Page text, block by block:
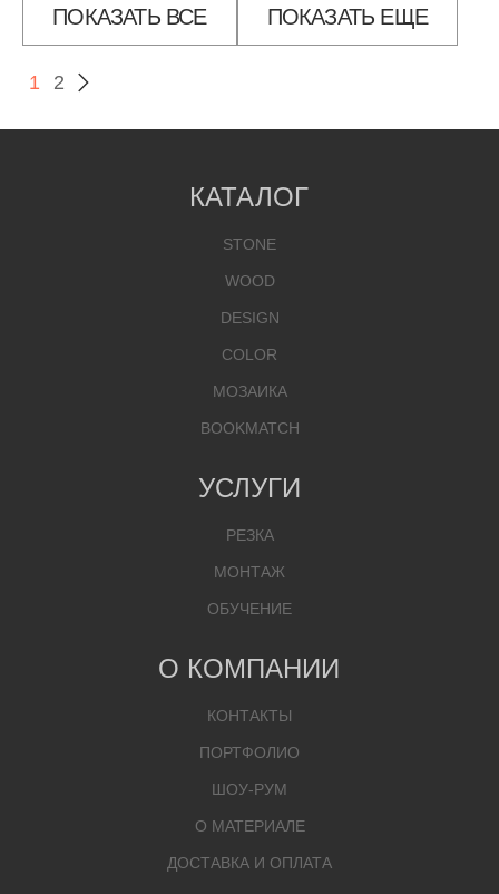
ПОКАЗАТЬ ВСЕ ПОКАЗАТЬ ЕЩЕ
1 2
КАТАЛОГ
STONE
WOOD
DESIGN
COLOR
МОЗАИКА
BOOKMATCH
УСЛУГИ
РЕЗКА
МОНТАЖ
ОБУЧЕНИЕ
О КОМПАНИИ
КОНТАКТЫ
ПОРТФОЛИО
ШОУ-РУМ
О МАТЕРИАЛЕ
ДОСТАВКА И ОПЛАТА